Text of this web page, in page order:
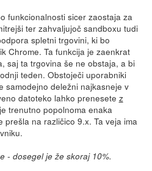
funkcionalnosti sicer zaostaja za
ter zahvaljujoč sandboxu tudi
spletni trgovini, ki bo
Chrome. Ta funkcija je zaenkrat
saj ta trgovina še ne obstaja, a bi
teden. Obstoječi uporabniki
samodejno deležni najkasneje v
datoteko lahko prenesete z
trenutno popolnoma enaka
na različico 9.x. Ta veja ima
- dosegel je že skoraj 10%.